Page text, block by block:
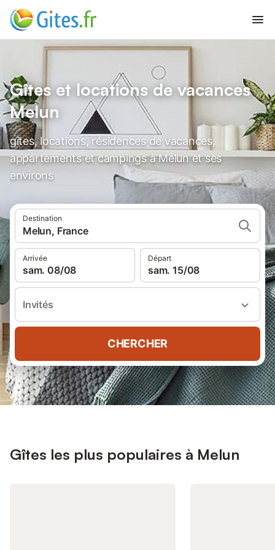
Gîtes et locations de vacances
Melun
gîtes, locations, résidences de vacances,
appartements et campings à Melun et ses
environs
Destination
Melun, France
Arrivée
sam. 08/08
Départ
sam. 15/08
Invités
CHERCHER
Gîtes les plus populaires à Melun